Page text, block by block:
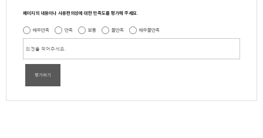
페이지의 내용이나 사용편의성에 대한 만족도를 평가해 주세요.
매우만족 만족 보통 불만족 매우불만족
평가하기